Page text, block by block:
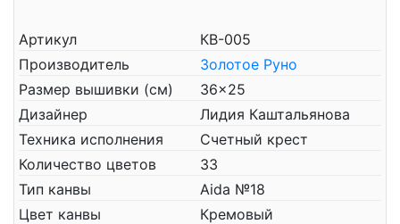
Артикул
КВ-005
Производитель
Золотое Руно
Размер вышивки (см)
36x25
Дизайнер
Лидия Каштальянова
Техника исполнения
Счетный крест
Количество цветов
33
Тип канвы
Aida №18
Цвет канвы
Кремовый